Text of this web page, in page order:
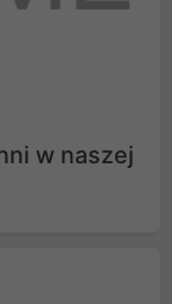
w naszej